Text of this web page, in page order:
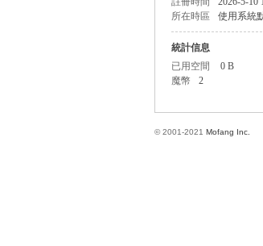
所在時區
使用系統
統計信息
已用空間
0 B
魔幣
2
© 2001-2021 Mofang Inc.